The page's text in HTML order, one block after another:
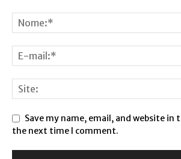
Save my name, email, and website in
the next time I comment.